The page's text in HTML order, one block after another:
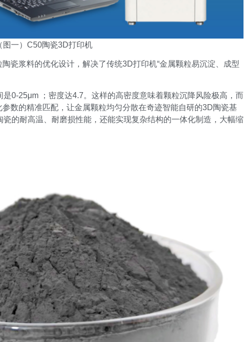
图一）C50陶瓷3D打印机
瓷浆料的优化设计，解决了传统3D打印机“金属颗粒易沉淀、成型
0-25μm ；密度达4.7。这样的高密度意味着颗粒沉降风险极高，而
数的精准匹配，让金属颗粒均匀分散在奇迹智能自研的3D陶瓷基
的耐高温、耐磨损性能，还能实现复杂结构的一体化制造，大幅缩